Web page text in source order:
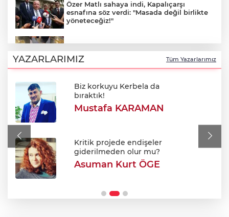
Özer Matlı sahaya indi, Kapalıçarşı
esnafına söz verdi: "Masada değil birlikte
yöneteceğiz!"
Operasyonu!
700. yıl coşkusu Keles'i sardı: Dev
şenlikte unutulmaz gün!
Bursa'da 530 yıllık vasiyet yerine geldi:
YAZARLARIMIZ Tüm Yazarlarımız
Biz korkuyu Kerbela da
bıraktık!
Mustafa KARAMAN
Kritik projede endişeler
giderilmeden olur mu?
Asuman Kurt ÖGE